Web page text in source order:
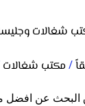
شغالات
/مكتب شغالات
عن افضل